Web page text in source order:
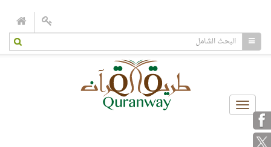
Toggle
navigation